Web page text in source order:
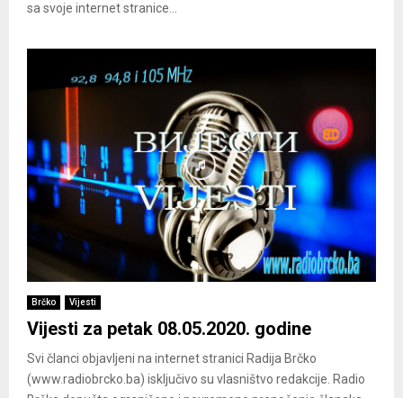
sa svoje internet stranice...
Brčko Vijesti
Vijesti za petak 08.05.2020. godine
Svi članci objavljeni na internet stranici Radija Brčko
(www.radiobrcko.ba) isključivo su vlasništvo redakcije. Radio